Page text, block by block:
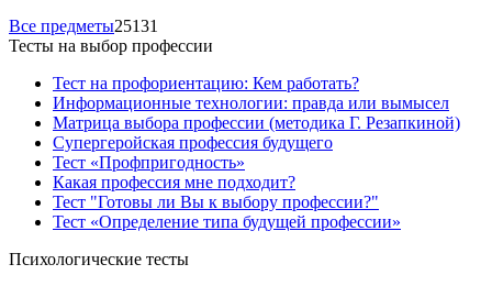
Все предметы25131
Тесты на выбор профессии
Тест на профориентацию: Кем работать?
Информационные технологии: правда или вымысел
Матрица выбора профессии (методика Г. Резапкиной)
Супергеройская профессия будущего
Тест «Профпригодность»
Какая профессия мне подходит?
Тест "Готовы ли Вы к выбору профессии?"
Тест «Определение типа будущей профессии»
Психологические тесты